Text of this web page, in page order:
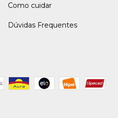
Como cuidar
Dúvidas Frequentes